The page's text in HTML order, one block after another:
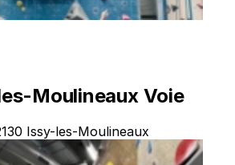
Moulineaux Voie
Issy-les-Moulineaux